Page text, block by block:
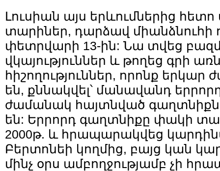
Լուսիան այս երևումներից
տարիներ, դարձավ միանձնուհի
փետրվարի 13-ին: Նա տվեց
վկայություններ և թողեց գրի
հիշողություններ, որոնք երկար
են, քննակվել՝ մանավանդ
ժամանակ հայտնված
են: Երրորդ գաղտնիքը փակի
2000թ. և հրապարակվեց
Բերտոնեի կողմից, բայց կան
մինչ օրս ամբողջությամբ չի